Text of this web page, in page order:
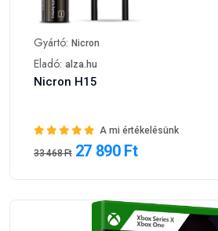
Gyártó: Nicron
Eladó: alza.hu
Nicron H15
A mi értékelésünk
33 468 Ft 27 890 Ft